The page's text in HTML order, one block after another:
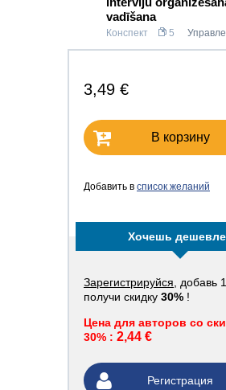
vadīšana
Конспект 5
3,49 €
В корзину
Добавить в список желаний
Хочешь
Зарегистрируйся , добавь
получи скидку 30% !
Цена для авторов со
30% : 2,44 €
Регистрация